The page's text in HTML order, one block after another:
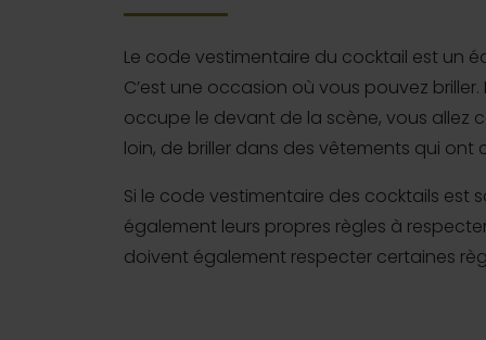
Le code vestimentaire du cocktail est un
C’est une occasion où vous pouvez
occupe le devant de la scène, vous allez
loin, de briller dans des vêtements qui
Si le code vestimentaire des cocktails est
également leurs propres règles à
doivent également respecter certaines